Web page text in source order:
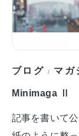
ブログ / マガ
Minimaga Ⅱ
記事を書いて